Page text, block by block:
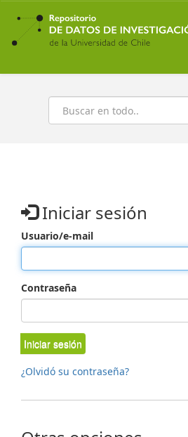
Ir
contenido
principal
Buscar
Iniciar sesión
Usuario/e-mail
Contraseña
Iniciar sesión
¿Olvidó su contraseña?